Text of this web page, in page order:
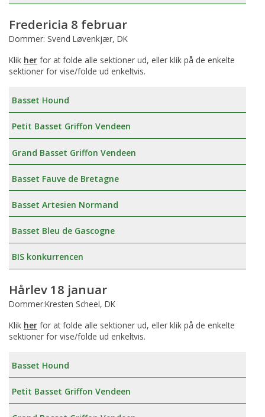
Fredericia 8 februar
Dommer: Svend Løvenkjær, DK
Klik her for at folde alle sektioner ud, eller klik på de enkelte
sektioner for vise/folde ud enkeltvis.
Basset Hound
Petit Basset Griffon Vendeen
Grand Basset Griffon Vendeen
Basset Fauve de Bretagne
Basset Artesien Normand
Basset Bleu de Gascogne
BIS konkurrencen
Hårlev 18 januar
Dommer:Kresten Scheel, DK
Klik her for at folde alle sektioner ud, eller klik på de enkelte
sektioner for vise/folde ud enkeltvis.
Basset Hound
Petit Basset Griffon Vendeen